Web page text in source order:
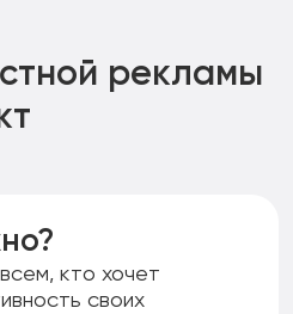
сетях, таких как
электронные
них.
рекламу магазинов
онлайн-казино и
риска.
рекламы
кто хочет
своих